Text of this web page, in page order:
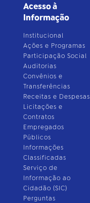
Acesso à
Informação
Institucional
Ações e Programas
Participação Social
Auditorias
Convênios e
Transferências
Receitas e Despesas
Licitações e
Contratos
Empregados
Públicos
Informações
Classificadas
Serviço de
Informação ao
Cidadão (SIC)
Perguntas